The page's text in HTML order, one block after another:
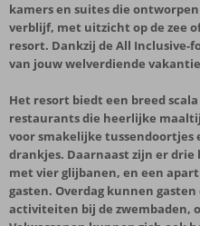
kamers en suites die
verblijf, met uitzicht op de zee
resort. Dankzij de All Inclusive-
van jouw welverdiende
Het resort biedt een breed
restaurants die heerlijke
voor smakelijke tussendoortjes
drankjes. Daarnaast zijn er
met vier glijbanen, en een
gasten. Overdag kunnen
activiteiten bij de zwembaden,